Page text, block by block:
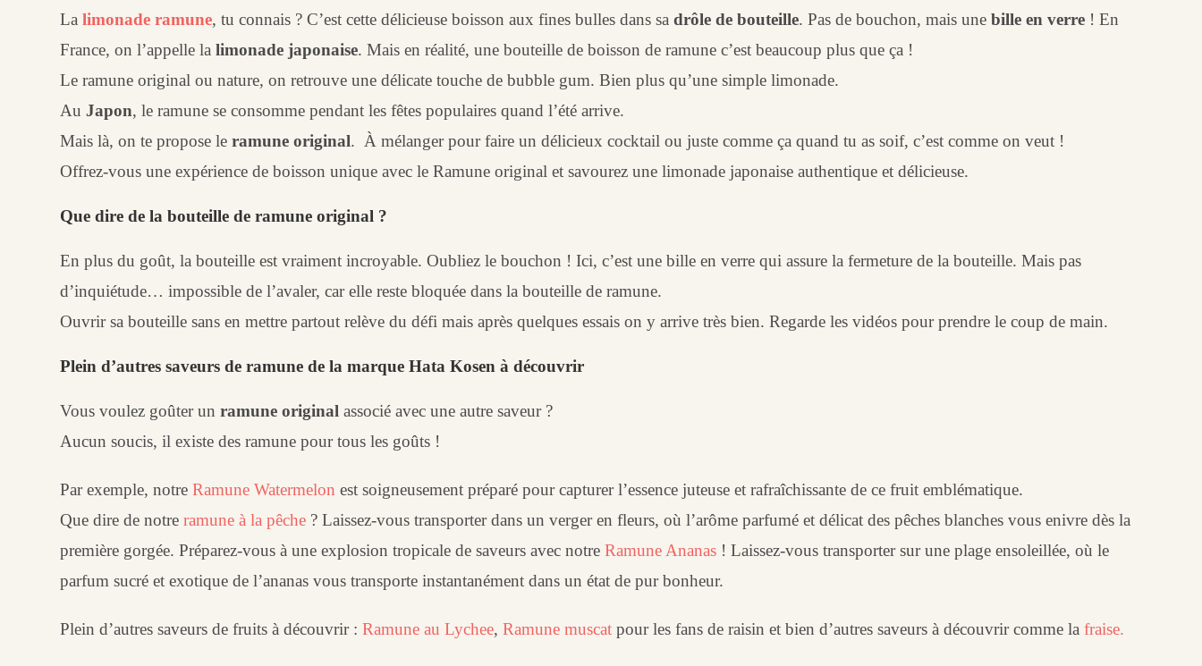
Lalimonade ramune, tu connais ? C’est cette délicieuse boisson aux fines bulles dans sadrôle de bouteille. Pas de bouchon, mais unebille en verre ! En
France, on l’appelle lalimonade japonaise. Mais en réalité, une bouteille de boisson de ramune c’est beaucoup plus que ça !
Le ramune original ou nature, on retrouve une délicate touche de bubble gum. Bien plus qu’une simple limonade.
AuJapon, le ramune se consomme pendant les fêtes populaires quand l’été arrive.
Mais là, on te propose leramune original. À mélanger pour faire un délicieux cocktail ou juste comme ça quand tu as soif, c’est comme on veut !
Offrez-vous une expérience de boisson unique avec le Ramune original et savourez une limonade japonaise authentique et délicieuse.
Que dire de la bouteille de ramune original ?
En plus du goût, la bouteille est vraiment incroyable. Oubliez le bouchon ! Ici, c’est une bille en verre qui assure la fermeture de la bouteille. Mais pas
d’inquiétude… impossible de l’avaler, car elle reste bloquée dans la bouteille de ramune.
Ouvrir sa bouteille sans en mettre partout relève du défi mais après quelques essais on y arrive très bien. Regarde les vidéos pour prendre le coup de main.
Plein d’autres saveurs de ramune de la marque Hata Kosen à découvrir
Vous voulez goûter unramune original associé avec une autre saveur ?
Aucun soucis, il existe des ramune pour tous les goûts !
Par exemple, notreRamune Watermelon est soigneusement préparé pour capturer l’essence juteuse et rafraîchissante de ce fruit emblématique.
Que dire de notreramune à la pêche ? Laissez-vous transporter dans un verger en fleurs, où l’arôme parfumé et délicat des pêches blanches vous enivre dès la
première gorgée. Préparez-vous à une explosion tropicale de saveurs avec notreRamune Ananas ! Laissez-vous transporter sur une plage ensoleillée, où le
parfum sucré et exotique de l’ananas vous transporte instantanément dans un état de pur bonheur.
Plein d’autres saveurs de fruits à découvrir :Ramune au Lychee,Ramune muscat pour les fans de raisin et bien d’autres saveurs à découvrir comme lafraise.